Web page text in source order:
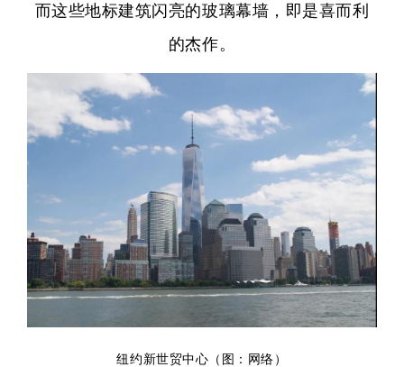
而这些地标建筑闪亮的玻璃幕墙，即是喜而利
的杰作。
纽约新世贸中心 （图：网络）